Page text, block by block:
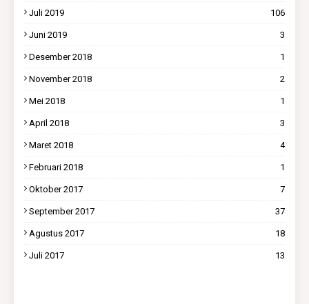
Juli 2019 106
Juni 2019 3
Desember 2018 1
November 2018 2
Mei 2018 1
April 2018 3
Maret 2018 4
Februari 2018 1
Oktober 2017 7
September 2017 37
Agustus 2017 18
Juli 2017 13